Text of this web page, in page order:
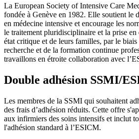
La European Society of Intensive Care
fondée à Genève en 1982. Elle soutient le
en médecine intensive et encourage les
le traitement pluridisciplinaire et la prise en
état critique et de leurs familles, par le
recherche et de la formation continue
travaillons en étroite collaboration avec
Double adhésion SSMI/
Les membres de la SSMI qui souhaitent
des frais d’adhésion réduits. Cette offre
aux infirmiers des soins intensifs et inclut
l'adhésion standard à l’ESICM.